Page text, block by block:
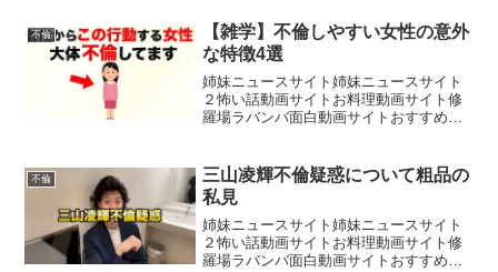
と...
不倫
【雑学】不倫しやすい女性の意外
な特徴4選
姉妹ニュースサイト姉妹ニュースサイト
２怖い話動画サイトお料理動画サイト修
羅場ラバンバ面白動画サイトおすすめ動
る雑学」では、人間関係、恋愛、結婚、
夫婦関係、そして時には不...
不倫
三山凌輝不倫疑惑について粗品の
私見
姉妹ニュースサイト姉妹ニュースサイト
２怖い話動画サイトお料理動画サイト修
羅場ラバンバ面白動画サイトおすすめ動